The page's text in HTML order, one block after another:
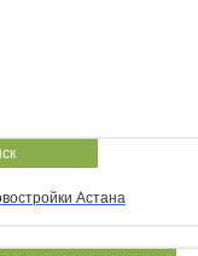
Астана